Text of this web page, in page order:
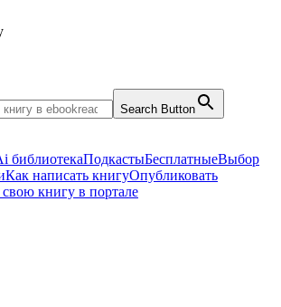
Search Button
библиотекаПодкастыБесплатныеВыбор
Как написать книгуОпубликовать
книгу в портале